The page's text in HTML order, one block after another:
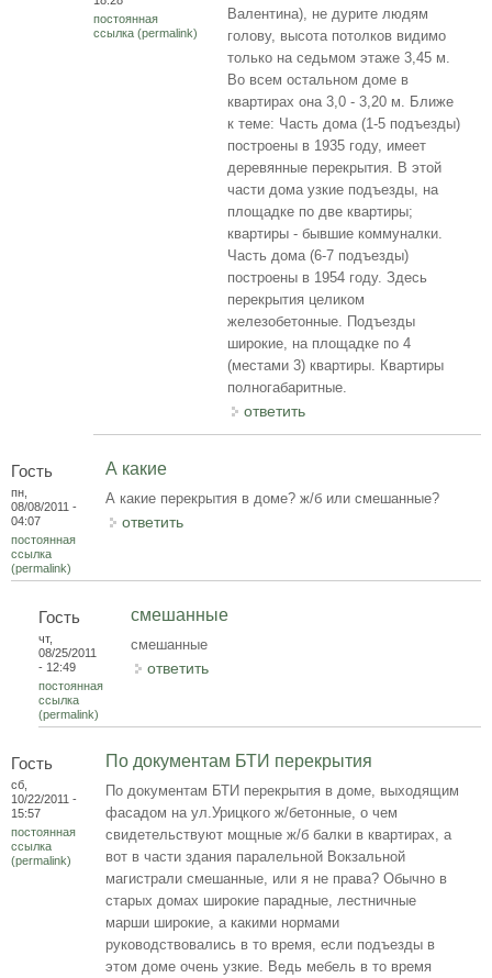
постоянная
ссылка (permalink)
Валентина), не дурите людям
голову, высота потолков видимо
только на седьмом этаже 3,45 м.
Во всем остальном доме в
квартирах она 3,0 - 3,20 м. Ближе
к теме: Часть дома (1-5 подъезды)
построены в 1935 году, имеет
деревянные перекрытия. В этой
части дома узкие подъезды, на
площадке по две квартиры;
квартиры - бывшие коммуналки.
Часть дома (6-7 подъезды)
построены в 1954 году. Здесь
перекрытия целиком
железобетонные. Подъезды
широкие, на площадке по 4
(местами 3) квартиры. Квартиры
полногабаритные.
ответить
Гость
пн,
08/08/2011 -
04:07
постоянная
ссылка
(permalink)
А какие
А какие перекрытия в доме? ж/б или смешанные?
ответить
Гость
чт,
08/25/2011
- 12:49
постоянная
ссылка
(permalink)
смешанные
смешанные
ответить
Гость
сб,
10/22/2011 -
15:57
постоянная
ссылка
(permalink)
По документам БТИ перекрытия
По документам БТИ перекрытия в доме, выходящим
фасадом на ул.Урицкого ж/бетонные, о чем
свидетельствуют мощные ж/б балки в квартирах, а
вот в части здания паралельной Вокзальной
магистрали смешанные, или я не права? Обычно в
старых домах широкие парадные, лестничные
марши широкие, а какими нормами
руководствовались в то время, если подъезды в
этом доме очень узкие. Ведь мебель в то время